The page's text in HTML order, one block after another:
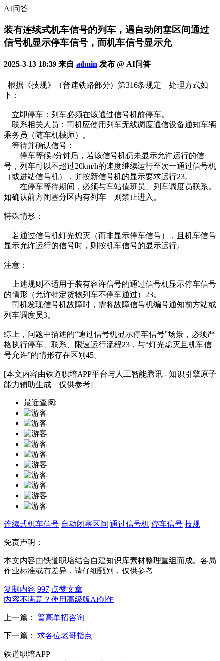
AI问答
装有连续式机车信号的列车，遇自动闭塞区间通过
信号机显示停车信号，而机车信号显示允
2025-3-13 18:39 来自 admin 发布 @ AI问答
根据《技规》（普速铁路部分）第316条规定，处理方式如
下：
‌立即停车‌：列车必须在该通过信号机前停车‌。
‌联系相关人员‌：司机应使用列车无线调度通信设备通知车辆
乘务员（随车机械师）‌。
‌等待并确认信号‌：
停车等候2分钟后，若该信号机仍未显示允许运行的信
号，列车可以‌不超过20km/h的速度‌继续运行至次一通过信号机
（或进站信号机），并按新信号机的显示要求运行‌23。
在停车等待期间，必须与车站值班员、列车调度员联系。
如确认前方闭塞分区内有列车，则禁止进入‌。
‌特殊情形‌：
若通过信号机灯光熄灭（而非显示停车信号），且机车信号
显示允许运行的信号时，则按机车信号的显示运行‌。
‌注意‌：
上述规则不适用于装有容许信号的通过信号机显示停车信号
的情形（允许特定货物列车不停车通过）‌23。
司机发现信号机故障时，需将故障信号机编号通知前方站或
列车调度员‌3。
综上，问题中描述的“通过信号机显示停车信号”场景，‌必须严
格执行停车、联系、限速运行流程‌‌23，与“灯光熄灭且机车信
号允许”的情形存在区别‌45。
[本文内容由铁道职培APP平台与人工智能腾讯 - 知识引擎原子
能力辅助生成，仅供参考]
最近查阅:
连续式机车信号 自动闭塞区间 通过信号机 停车信号 技规
免责声明：
本文内容由铁道职培结合自建知识库素材整理重组而成。各局
作业标准或有差异，请仔细甄别，仅供参考
复制内容 997 点赞文章
内容不满意？使用高级版Ai创作
上一篇： 普高单招咨询
下一篇： 求各位老哥指点
铁道职培APP